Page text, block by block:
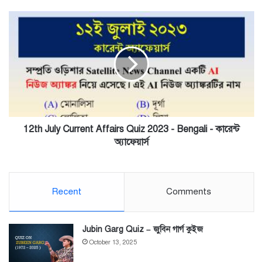
12th
-
কারেন্ট12th July Current Affairs Quiz 2023 - Bengali - কারেন্ট
অ্যাফেয়ার্স
Recent Comments
Jubin Garg Quiz – জুবিন গার্গ কুইজ
October 13, 2025